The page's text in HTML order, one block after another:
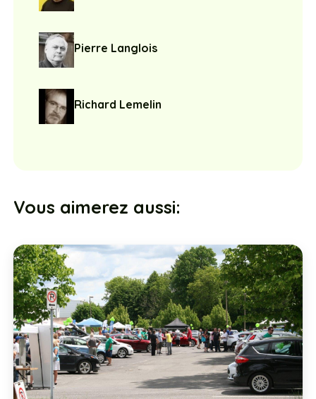
Pierre Langlois
Richard Lemelin
Vous aimerez aussi: